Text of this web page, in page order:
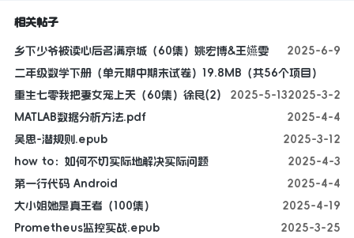
相关帖子
乡下少爷被读心后名满京城（60集）姚宏博&王嬿雯
2025-6-9
二年级数学下册（单元期中期末试卷）19.8MB（共56个项目）
2025-3-2
重生七零我把妻女宠上天（60集）徐良(2)
2025-5-13
MATLAB数据分析方法.pdf
2025-4-4
吴思-潜规则.epub
2025-3-12
how to：如何不切实际地解决实际问题
2025-4-3
第一行代码 Android
2025-4-4
大小姐她是真王者（100集）
2025-4-19
Prometheus监控实战.epub
2025-3-25